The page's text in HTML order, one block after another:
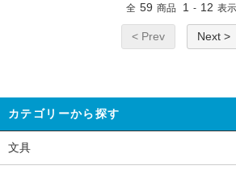
全 59 商品 1 - 12 表示
< Prev Next >
カテゴリーから探す
文具